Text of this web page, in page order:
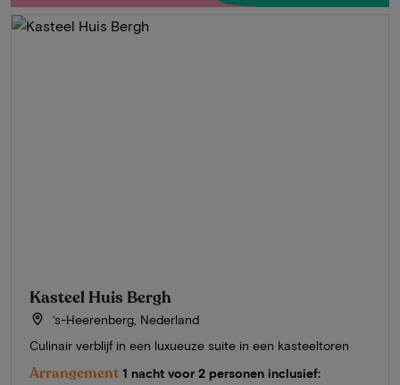
Kasteel Huis Bergh
‘s-Heerenberg, Nederland
Culinair verblijf in een luxueuze suite in een kasteeltoren
Arrangement 1 nacht voor 2 personen inclusief: